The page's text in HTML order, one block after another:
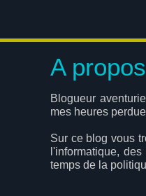
A propos
Blogueur
mes heures
Sur ce blog vous
l'informatique,
temps de la